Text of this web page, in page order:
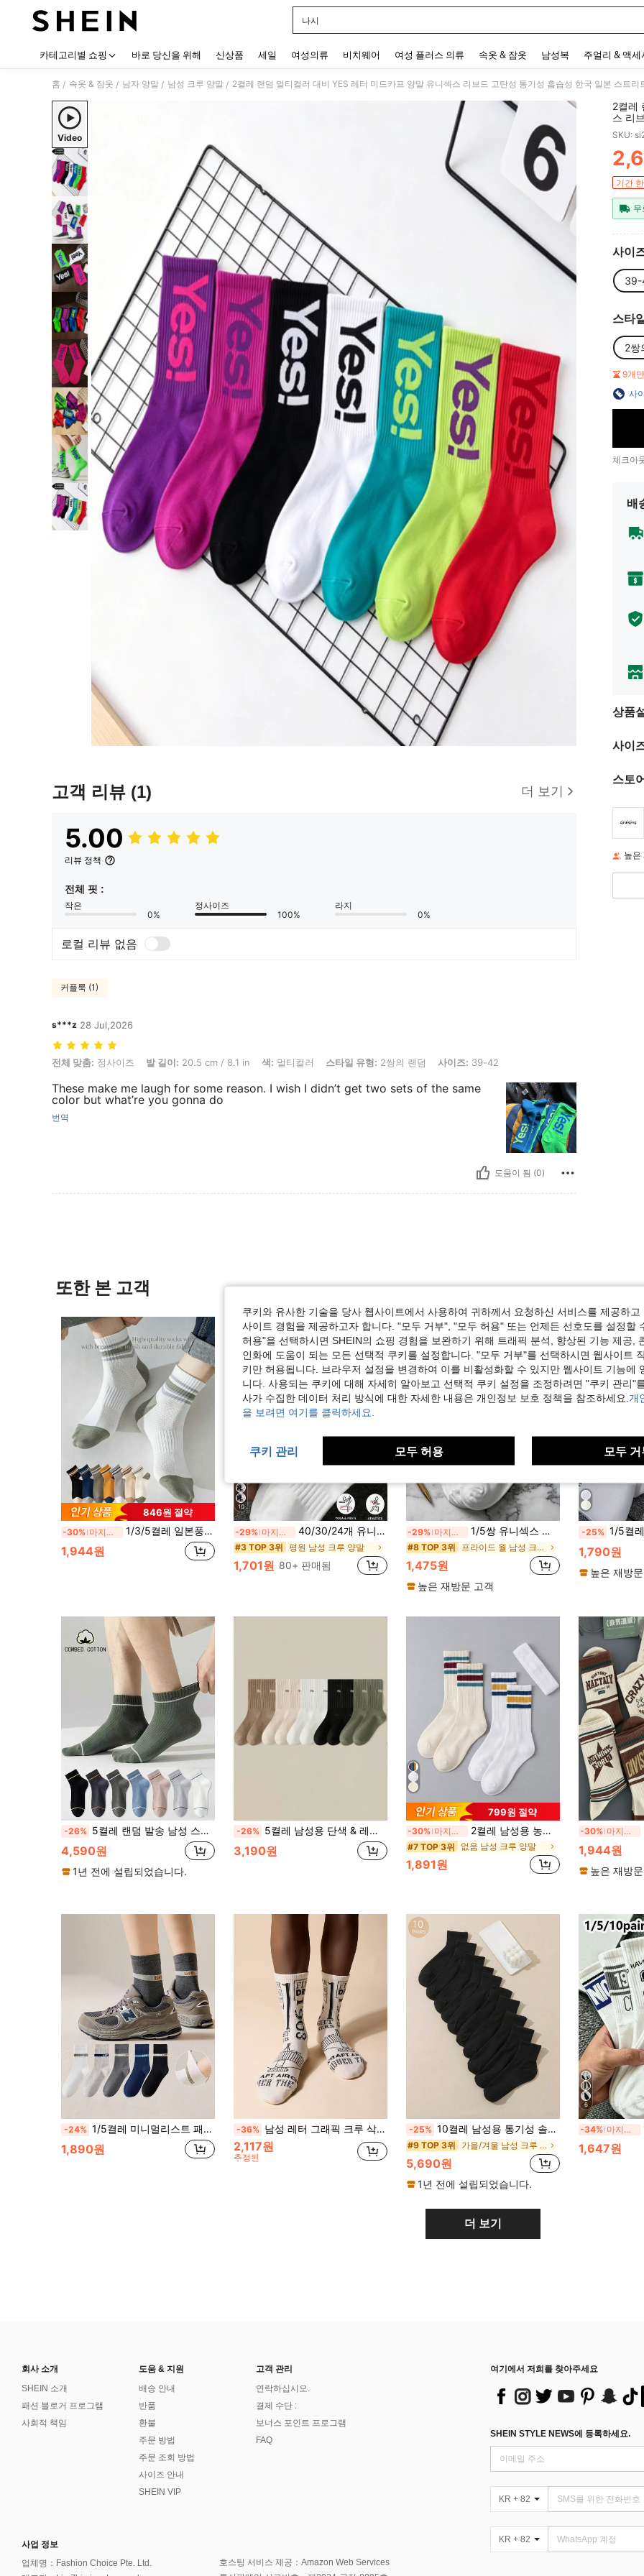
나시
카테고리별 쇼핑 바로 당신을 위해 신상품 세일 여성의류 비치웨어 여성 플러스 의류 속옷 & 잠옷 남성복 주얼리 & 액세
홈 / 속옷 & 잠옷 / 남자 양말 / 남성 크루 양말 /
Video
고객 리뷰 (1) 더 보기
5.00
리뷰 정책
전체 핏 :
작은
0%
정사이즈
100%
라지
0%
로컬 리뷰 없음
커플룩 (1)
s***z 28 Jul,2026
전체 맞춤: 정사이즈, 발 길이: 20.5 cm / 8.1 in, 색: 멀티컬러, 스타일 유형: 2쌍의 랜덤, 사이즈: 39-42
전체 맞춤: 정사이즈 발 길이: 20.5 cm / 8.1 in 색: 멀티컬러 스타일 유형: 2쌍의 랜덤 사이즈: 39-42
These make me laugh for some reason. I wish I didn’t get two sets of the same
color but what’re you gonna do
번역
도움이 됨 (0)
2켤레
스 리
쿨 미
악 페
SKU:
기간
무
사이
39-
스타
2쌍
9개
사
체크아
배
상품
사이
스토
높은
또한 본 고객
846원 절약
-30% 마지막 3일 1/3/5켤레 일본풍 레트로 골지 스트라이프 컬러블록 남성용 중목 면 양말, 중공 메쉬 통기성 땀 흡수 방취 고탄성 비압박 미끄럼 방지 충격 흡수 중목 양말, 봄/여름 얇고 내구성 있는 변형 없는 출퇴근 캠퍼스 피트니스 작업복 캔버스 신발용 버서타일 멀티컬러 어쏘트먼트
1,944원
10
-29% 마지막 3일 40/30/24개 유니섹스 편안한 스포츠 남성 크루 양말, 가을/겨울/여성용, 항균, 부드러움, 블랙/화이트, 냄새 방지, 20/10/8/6/4/2개, 하루 종일 편안함
#3 TOP 3위 평원 남성 크루 양말
1,701원 80+ 판매됨
-29% 마지막 3일 1/5쌍 유니섹스 숫자 & 레터 패턴 중목 양말, 패셔너블하고 통기성 좋으며 편안한 스포츠 양말, 흡습성, 일상 착용, 스포츠 및 사계절에 적합
#8 TOP 3위 프라이드 월 남성 크루 양말
1,475원
높은 재방문 고객
-25% 1/5켤레 미니멀리스트 레터 프린
1,790원
높은 재방
-26% 5켤레 랜덤 발송 남성 스트라이프 중목 스포츠 면 양말, 통기성, 흡습성, 심플한 더블 스트라이프 캐주얼 양말, 사계절 활용 가능한 솔리드 컬러 남성 양말
4,590원
1년 전에 설립되었습니다.
-26% 5켤레 남성용 단색 & 레터 프린트 미드 카프 양말
3,190원
799원 절약
-30% 마지막 3일 2켤레 남성용 농구 양말, 3팩, 미니멀리스트 버서타일 스포츠 양말, 스포츠, 야외 착용에 적합, 훌륭한 선물
#7 TOP 3위 없음 남성 크루 양말
1,891원
-30% 마지막 3일
1,944원
높은 재방
-24% 1/5켤레 미니멀리스트 패션 다용도 편안한 부드러운 미끄럼 방지 흡습 통기성 답답하지 않은 스트라이프 레터 중목 양말
1,890원
-36% 남성 레터 그래픽 크루 삭스, 가을
2,117원
추정된
-25% 10켤레 남성용 통기성 솔리드 컬러 미드-카프 양말, 가을
#9 TOP 3위 가을/겨울 남성 크루 양말
5,690원
1년 전에 설립되었습니다.
6
-34% 마지막 3일
1,647원
더 보기
회사 소개
SHEIN 소개
패션 블로거 프로그램
사회적 책임
도움 & 지원
배송 안내
반품
환불
주문 방법
주문 조회 방법
사이즈 안내
SHEIN VIP
고객 관리
연락하십시오.
결제 수단 :
보너스 포인트 프로그램
FAQ
사업 정보
업체명：Fashion Choice Pte. Ltd.
호스팅 서비스 제공：Amazon Web Services
여기에서 저희를 찾아주세요
SHEIN STYLE NEWS에 등록하세요.
KR + 82
KR + 82
쿠키와 유사한 기술을 당사 웹사이트에서 사용하여 귀하께서 요청하신 서비스를 제공하고
사이트 경험을 제공하고자 합니다. "모두 거부", "모두 허용" 또는 언제든 선호도를 설정할
허용"을 선택하시면 SHEIN의 쇼핑 경험을 보완하기 위해 트래픽 분석, 향상된 기능 제공,
인화에 도움이 되는 모든 선택적 쿠키를 설정합니다. "모두 거부"를 선택하시면 웹사이트
키만 허용됩니다. 브라우저 설정을 변경하여 이를 비활성화할 수 있지만 웹사이트 기능에
니다. 사용되는 쿠키에 대해 자세히 알아보고 선택적 쿠키 설정을 조정하려면 "쿠키 관리"
사가 수집한 데이터 처리 방식에 대한 자세한 내용은 개인정보 보호 정책을 참조하세요. 개
을 보려면 여기를 클릭하세요.
쿠키 관리 모두 허용 모두 거